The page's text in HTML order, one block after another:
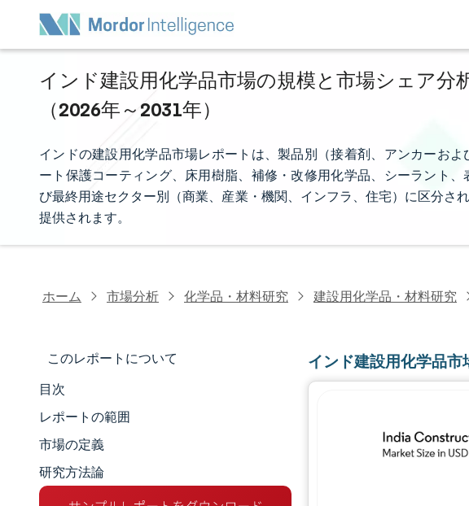
インド建設用化学品市場の規模と市場シェア分
（2026年～2031年）
インドの建設用化学品市場レポートは、製品別（接着剤、アンカーお
ート保護コーティング、床用樹脂、補修・改修用化学品、シーラント
び最終用途セクター別（商業、産業・機関、インフラ、住宅）に区分さ
提供されます。
ホーム 市場分析 化学品・材料研究 建設用化学品・材料研究
このレポートについて
市場規模とシェア
市場分析
トレンドとインサイト
目次
レポートの範囲
市場の定義
研究方法論
インド建設用化学品